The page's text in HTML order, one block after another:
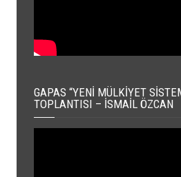
GAPAS “YENI MÜLKIYET
TOPLANTISI – İSMAIL ÖZCAN